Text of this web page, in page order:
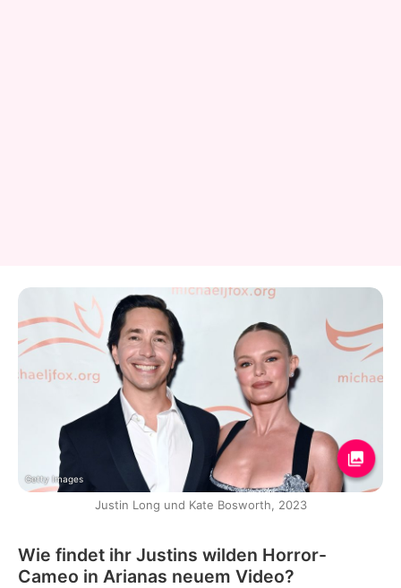
Getty Images
Justin Long und Kate Bosworth, 2023
Wie findet ihr Justins wilden Horror-
Cameo in Arianas neuem Video?